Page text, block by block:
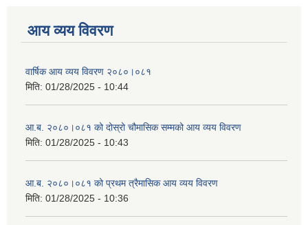
आय व्यय विवरण
वार्षिक आय व्यय विवरण २०८०।०८१
मिति: 01/28/2025 - 10:44
आ.ब. २०८०।०८१ को दोस्रो चौमासिक सम्मको आय व्यय विवरण
मिति: 01/28/2025 - 10:43
आ.ब. २०८०।०८१ को प्रथम त्रैमासिक आय व्यय विवरण
मिति: 01/28/2025 - 10:36